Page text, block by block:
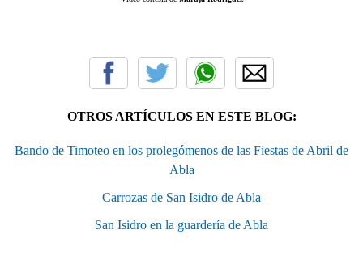
OTROS ARTÍCULOS EN ESTE BLOG:
Bando de Timoteo en los prolegómenos de las Fiestas de Abril de
Abla
Carrozas de San Isidro de Abla
San Isidro en la guardería de Abla